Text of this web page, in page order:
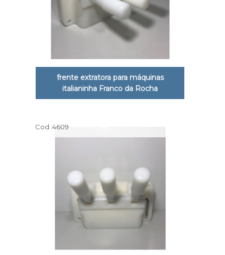
frente extratora para máquinas
italianinha Franco da Rocha
Cod.:4609